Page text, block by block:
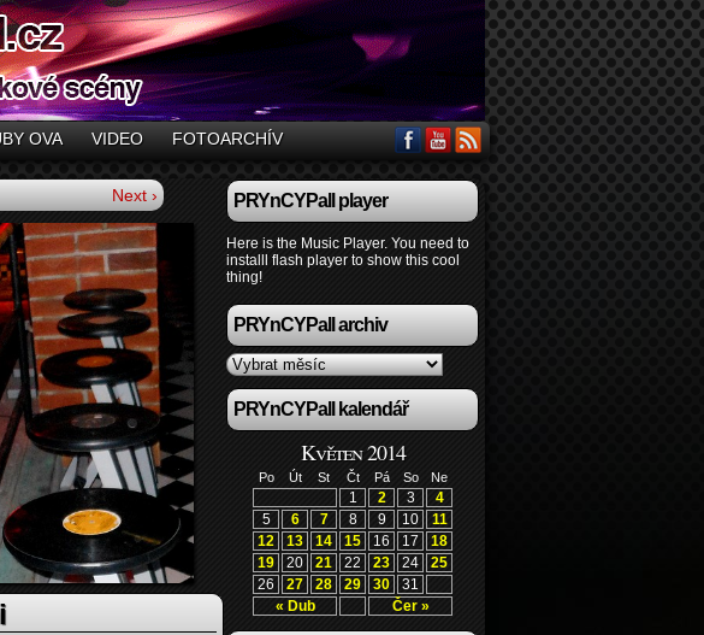
OVA VIDEO FOTOARCHÍV
Next › PRYnCYPall player
Here is the Music Player. You need to
installl flash player to show this cool
thing!
PRYnCYPall archiv
PRYnCYPall kalendář
Květen 2014
Po Út St Čt Pá So Ne
« Dub Čer »
1 2 3
4
5
6 7 8 9 10
11
12
13 14 15 16 17
18
19
20 21 22 23 24
25
26
27 28 29 30 31